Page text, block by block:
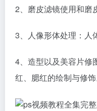
2、磨皮滤镜使用和磨
3、人像形体处理：人
4、造型以及美容片修
红、腮红的绘制与修饰